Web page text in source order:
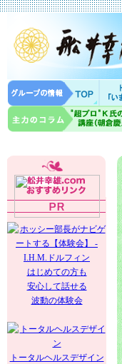
はじめての方も
安心して話せる
波動の体験会
トータルヘルスデザイン